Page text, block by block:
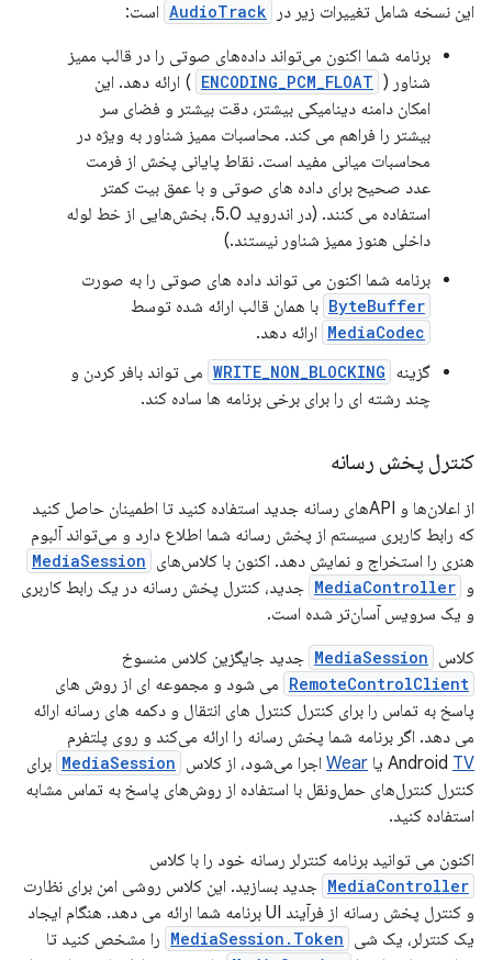
این نسخه شامل تغییرات زیر در AudioTrack است:
برنامه شما اکنون می‌تواند داده‌های صوتی را در قالب ممیز
شناور ( ENCODING_PCM_FLOAT ) ارائه دهد. این
امکان دامنه دینامیکی بیشتر، دقت بیشتر و فضای سر
بیشتر را فراهم می کند. محاسبات ممیز شناور به ویژه در
محاسبات میانی مفید است. نقاط پایانی پخش از فرمت
عدد صحیح برای داده های صوتی و با عمق بیت کمتر
استفاده می کنند. (در اندروید 5.0، بخش‌هایی از خط لوله
داخلی هنوز ممیز شناور نیستند.)
برنامه شما اکنون می تواند داده های صوتی را به صورت
ByteBuffer با همان قالب ارائه شده توسط
MediaCodec ارائه دهد.
گزینه WRITE_NON_BLOCKING می تواند بافر کردن و
چند رشته ای را برای برخی برنامه ها ساده کند.
کنترل پخش رسانه
از اعلان‌ها و APIهای رسانه جدید استفاده کنید تا اطمینان حاصل کنید
که رابط کاربری سیستم از پخش رسانه شما اطلاع دارد و می‌تواند آلبوم
هنری را استخراج و نمایش دهد. اکنون با کلاس‌های MediaSession
و MediaController جدید، کنترل پخش رسانه در یک رابط کاربری
و یک سرویس آسان‌تر شده است.
کلاس MediaSession جدید جایگزین کلاس منسوخ
RemoteControlClient می شود و مجموعه ای از روش های
پاسخ به تماس را برای کنترل کنترل های انتقال و دکمه های رسانه ارائه
می دهد. اگر برنامه شما پخش رسانه را ارائه می‌کند و روی پلتفرم
Android TV یا Wear اجرا می‌شود، از کلاس MediaSession برای
کنترل کنترل‌های حمل‌ونقل با استفاده از روش‌های پاسخ به تماس مشابه
استفاده کنید.
اکنون می توانید برنامه کنترلر رسانه خود را با کلاس
MediaController جدید بسازید. این کلاس روشی امن برای نظارت
و کنترل پخش رسانه از فرآیند UI برنامه شما ارائه می دهد. هنگام ایجاد
یک کنترلر، یک شی MediaSession.Token را مشخص کنید تا